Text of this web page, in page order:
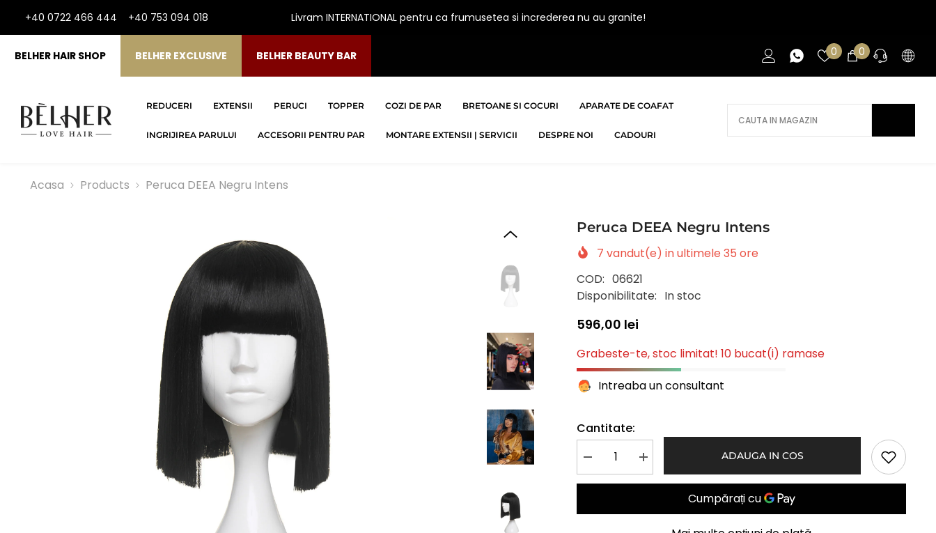
+40 0722 466 444 +40 753 094 018 Livram INTERNATIONAL pentru ca frumusetea si increderea nu au granite!
BELHER HAIR SHOP BELHER EXCLUSIVE BELHER BEAUTY BAR 0Liste
de
favorite
00
articole
AI NEVOIE DE AJUTOR?
REDUCERI EXTENSII PERUCI TOPPER COZI DE PAR BRETOANE SI COCURI APARATE DE COAFAT
INGRIJIREA PARULUI ACCESORII PENTRU PAR MONTARE EXTENSII | SERVICII DESPRE NOI CADOURI
Acasa Products Peruca DEEA Negru Intens
Peruca DEEA Negru Intens
7 vandut(e) in ultimele35 ore
COD: 06621
Disponibilitate: In stoc
596,00 lei
Grabeste-te, stoc limitat! 10 bucat(i) ramase
Intreaba un consultant
Cantitate:
cantitatea
pentru
Negru
Mareste
cantitatea
pentru
Negru
ADAUGA IN COS